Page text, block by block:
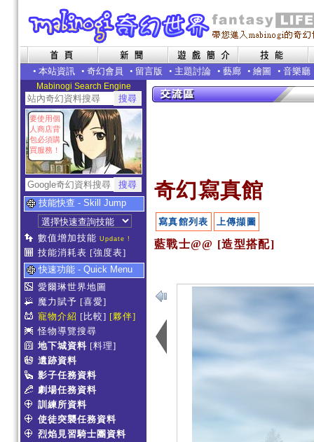
• 本站資訊 • 奇幻會員 • 留言版 • 主題討論 • 藝廊 • 繪圖 • 音樂廳
Mabinogi Search Engine
要使用個
人商店背
包必須購
買服務！
技能快查 - Skill Jump
數值增加技能 Update !
技能消耗表 [強度表]
快速功能 - Quick Menu
愛爾琳世界地圖
魔力賦予 [喜愛]
寵物介紹 [比較] [夥伴]
怪物導覽搜尋
地下城資料 [料理]
遺跡資料
影子任務資料
劇場任務資料
訓練所資料
使徒突襲任務資料
烈焰見習騎士團資料
奇幻寫真館
寫真館列表 上傳擷圖
藍戰士@@ [造型搭配]